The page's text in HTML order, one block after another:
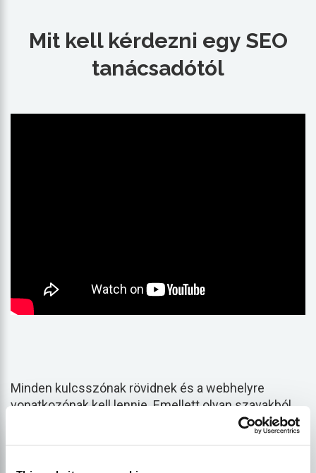
Mit kell kérdezni egy SEO
tanácsadótól
Minden kulcsszónak rövidnek és a webhelyre
vonatkozónak kell lennie. Emellett olyan szavakból
vagy kifejezésekből kell állniuk, amelyek más